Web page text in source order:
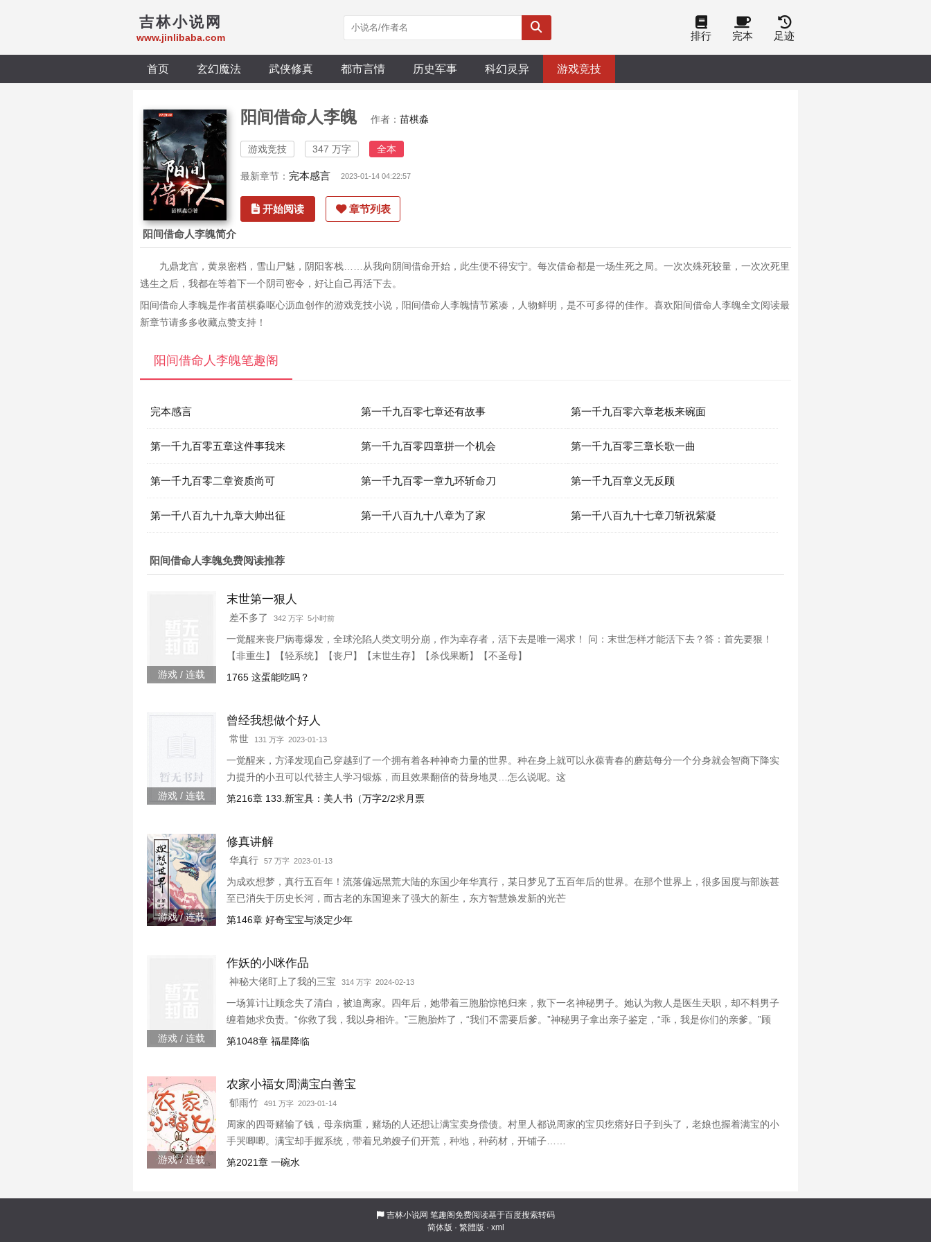
吉林小说网
www.jinlibaba.com 排行 完本 足迹
首页 玄幻魔法 武侠修真 都市言情 历史军事 科幻灵异 游戏竞技
阳间借命人李魄 作者： 苗棋淼
游戏竞技 347 万字 全本
最新章节： 完本感言 2023-01-14 04:22:57
开始阅读 章节列表
阳间借命人李魄简介
九鼎龙宫，黄泉密档，雪山尸魅，阴阳客栈……从我向阴间借命开始，此生便不得安宁。每次借命都是一场生死之局。一次次殊死较量，一次次死里
逃生之后，我都在等着下一个阴司密令，好让自己再活下去。
阳间借命人李魄是作者苗棋淼呕心沥血创作的游戏竞技小说，阳间借命人李魄情节紧凑，人物鲜明，是不可多得的佳作。喜欢阳间借命人李魄全文阅读最
新章节请多多收藏点赞支持！
阳间借命人李魄笔趣阁
完本感言 第一千九百零七章还有故事 第一千九百零六章老板来碗面
第一千九百零五章这件事我来 第一千九百零四章拼一个机会 第一千九百零三章长歌一曲
第一千九百零二章资质尚可 第一千九百零一章九环斩命刀 第一千九百章义无反顾
第一千八百九十九章大帅出征 第一千八百九十八章为了家 第一千八百九十七章刀斩祝紫凝
阳间借命人李魄免费阅读推荐
游戏 / 连载
末世第一狠人
差不多了 342 万字 5小时前
一觉醒来丧尸病毒爆发，全球沦陷人类文明分崩，作为幸存者，活下去是唯一渴求！ 问：末世怎样才能活下去？答：首先要狠！
【非重生】【轻系统】【丧尸】【末世生存】【杀伐果断】【不圣母】
1765 这蛋能吃吗？
游戏 / 连载
曾经我想做个好人
常世 131 万字 2023-01-13
一觉醒来，方泽发现自己穿越到了一个拥有着各种神奇力量的世界。种在身上就可以永葆青春的蘑菇每分一个分身就会智商下降实
力提升的小丑可以代替主人学习锻炼，而且效果翻倍的替身地灵…怎么说呢。这
第216章 133.新宝具：美人书（万字2/2求月票
游戏 / 连载
修真讲解
华真行 57 万字 2023-01-13
为成欢想梦，真行五百年！流落偏远黑荒大陆的东国少年华真行，某日梦见了五百年后的世界。在那个世界上，很多国度与部族甚
至已消失于历史长河，而古老的东国迎来了强大的新生，东方智慧焕发新的光芒
第146章 好奇宝宝与淡定少年
游戏 / 连载
作妖的小咪作品
神秘大佬盯上了我的三宝 314 万字 2024-02-13
一场算计让顾念失了清白，被迫离家。四年后，她带着三胞胎惊艳归来，救下一名神秘男子。她认为救人是医生天职，却不料男子
缠着她求负责。“你救了我，我以身相许。”三胞胎炸了，“我们不需要后爹。”神秘男子拿出亲子鉴定，“乖，我是你们的亲爹。”顾
念抚额，带着三胞胎就跑路……外界传闻，商界霸主陆寒沉被一个单亲妈妈缠上了，坐等顾念被甩。殊不知霸总每晚都在哄：
第1048章 福星降临
游戏 / 连载
农家小福女周满宝白善宝
郁雨竹 491 万字 2023-01-14
周家的四哥赌输了钱，母亲病重，赌场的人还想让满宝卖身偿债。村里人都说周家的宝贝疙瘩好日子到头了，老娘也握着满宝的小
手哭唧唧。满宝却手握系统，带着兄弟嫂子们开荒，种地，种药材，开铺子……
第2021章 一碗水
吉林小说网 笔趣阁免费阅读基于百度搜索转码
简体版 · 繁體版 · xml